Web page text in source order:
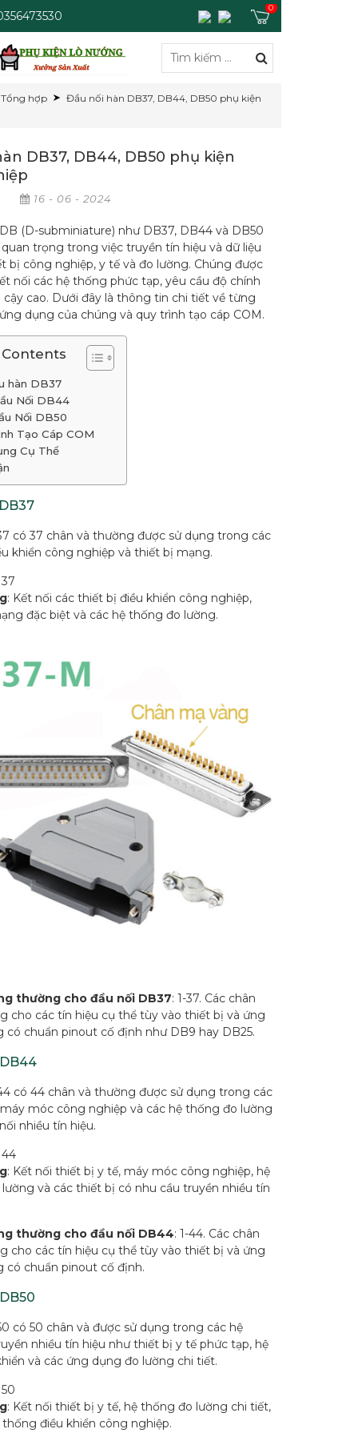
0
Tổng hợp Đầu nối hàn DB37, DB44, DB50 phụ kiện
DB37, DB44, DB50 phụ kiện
16 - 06 - 2024
(D-subminiature) như DB37, DB44 và DB50
trọng trong việc truyền tín hiệu và dữ liệu
bị công nghiệp, y tế và đo lường. Chúng được
nối các hệ thống phức tạp, yêu cầu độ chính
cậy cao. Dưới đây là thông tin chi tiết về từng
dụng của chúng và quy trình tạo cáp COM.
hàn DB37
Nối DB44
Nối DB50
Tạo Cáp COM
Cụ Thể
có 37 chân và thường được sử dụng trong các
khiển công nghiệp và thiết bị mạng.
: Kết nối các thiết bị điều khiển công nghiệp,
đặc biệt và các hệ thống đo lường.
thường cho đầu nối DB37: 1-37. Các chân
cho các tín hiệu cụ thể tùy vào thiết bị và ứng
có chuẩn pinout cố định như DB9 hay DB25.
có 44 chân và thường được sử dụng trong các
móc công nghiệp và các hệ thống đo lường
nhiều tín hiệu.
44
: Kết nối thiết bị y tế, máy móc công nghiệp, hệ
và các thiết bị có nhu cầu truyền nhiều tín
thường cho đầu nối DB44: 1-44. Các chân
cho các tín hiệu cụ thể tùy vào thiết bị và ứng
có chuẩn pinout cố định.
có 50 chân và được sử dụng trong các hệ
nhiều tín hiệu như thiết bị y tế phức tạp, hệ
và các ứng dụng đo lường chi tiết.
: Kết nối thiết bị y tế, hệ thống đo lường chi tiết,
thống điều khiển công nghiệp.